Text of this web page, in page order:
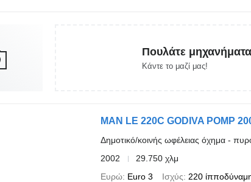
Πουλάτε
Κάντε το μαζί μας!
MAN LE 220C GODIVA POMP
Δημοτικό/κοινής ωφέλειας όχημα -
2002
29.750 χλμ
Ευρώ Euro 3 Ισχύς 220